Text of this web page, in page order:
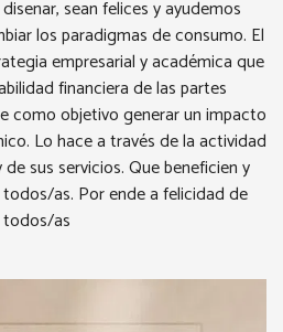
sean felices y ayudemos
los paradigmas de consumo. El
empresarial y académica que
financiera de las partes
como objetivo generar un impacto
Lo hace a través de la actividad
sus servicios. Que beneficien y
as. Por ende a felicidad de
todos/as